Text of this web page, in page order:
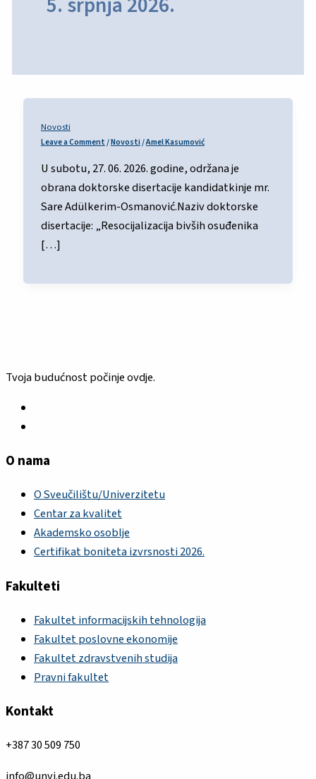
Novosti
Leave a Comment/Novosti/Amel Kasumović
U subotu, 27. 06. 2026. godine, održana je
obrana doktorske disertacije kandidatkinje mr.
Sare Adülkerim-Osmanović.Naziv doktorske
disertacije: „Resocijalizacija bivših osuđenika
[…]
Tvoja budućnost počinje ovdje.
O nama
O Sveučilištu/Univerzitetu
Centar za kvalitet
Akademsko osoblje
Certifikat boniteta izvrsnosti 2026.
Fakulteti
Fakultet informacijskih tehnologija
Fakultet poslovne ekonomije
Fakultet zdravstvenih studija
Pravni fakultet
Kontakt
+387 30 509 750